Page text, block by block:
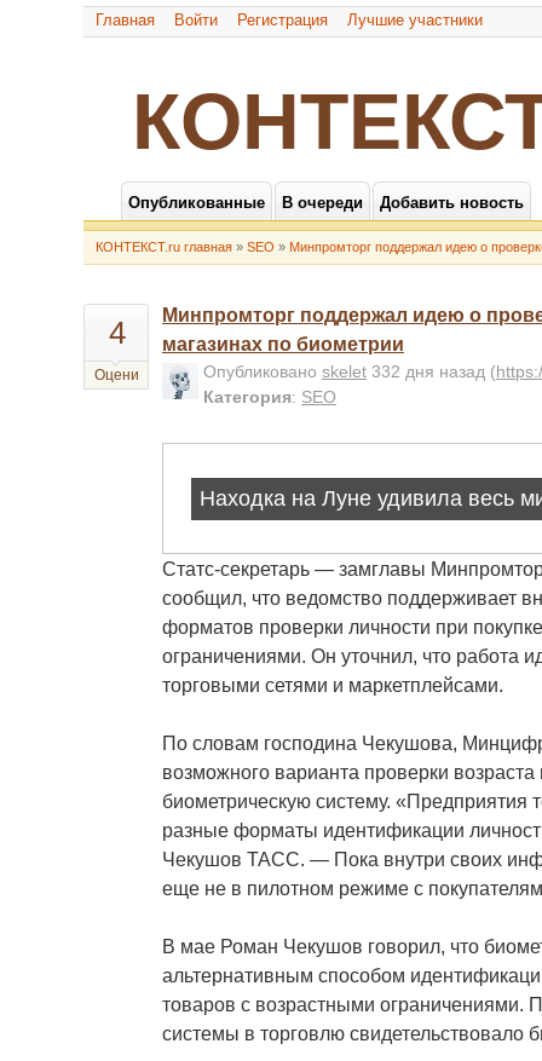
Главная Войти Регистрация Лучшие участники
Опубликованные В очереди Добавить новость
КОНТЕКСТ.ru главная » SEO » Минпромторг поддержал идею о
4
Оцени
Минпромторг поддержал идею о
магазинах по биометрии
Опубликовано skelet 332 дня назад (
Категория: SEO
Статс-секретарь — замглавы
сообщил, что ведомство поддерживает
форматов проверки личности при
ограничениями. Он уточнил, что работа
торговыми сетями и маркетплейсами.
По словам господина Чекушова,
возможного варианта проверки
биометрическую систему. «Предприятия
разные форматы идентификации
Чекушов ТАСС. — Пока внутри своих
еще не в пилотном режиме с
В мае Роман Чекушов говорил, что
альтернативным способом
товаров с возрастными ограничениями.
системы в торговлю свидетельствовало